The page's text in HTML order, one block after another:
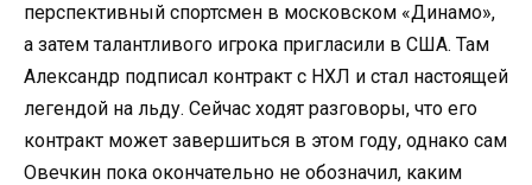
перспективный спортсмен в московском «Динамо»,
а затем талантливого игрока пригласили в США. Там
Александр подписал контракт с НХЛ и стал настоящей
легендой на льду. Сейчас ходят разговоры, что его
контракт может завершиться в этом году, однако сам
Овечкин пока окончательно не обозначил, каким